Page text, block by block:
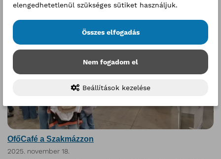
OfőCafé a Szakmázzon
2025. november 18.
elengedhetetlenül szükséges sütiket használjuk.
Összes elfogadás
Nem fogadom el
Beállítások kezelése